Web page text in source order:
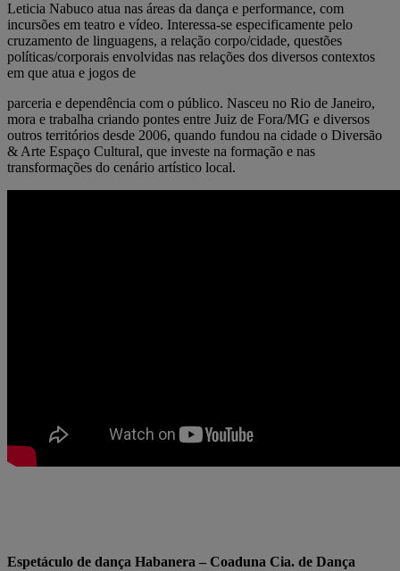
Leticia Nabuco atua nas áreas da dança e performance, com
incursões em teatro e vídeo. Interessa-se especificamente pelo
cruzamento de linguagens, a relação corpo/cidade, questões
políticas/corporais envolvidas nas relações dos diversos contextos
em que atua e jogos de
parceria e dependência com o público. Nasceu no Rio de Janeiro,
mora e trabalha criando pontes entre Juiz de Fora/MG e diversos
outros territórios desde 2006, quando fundou na cidade o Diversão
& Arte Espaço Cultural, que investe na formação e nas
transformações do cenário artístico local.
Espetáculo de dança Habanera – Coaduna Cia. de Dança